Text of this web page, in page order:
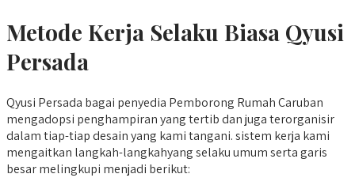
Metode Kerja Selaku Biasa Qyusi
Persada
Qyusi Persada bagai penyedia Pemborong Rumah Caruban
mengadopsi penghampiran yang tertib dan juga terorganisir
dalam tiap-tiap desain yang kami tangani. sistem kerja kami
mengaitkan langkah-langkahyang selaku umum serta garis
besar melingkupi menjadi berikut: